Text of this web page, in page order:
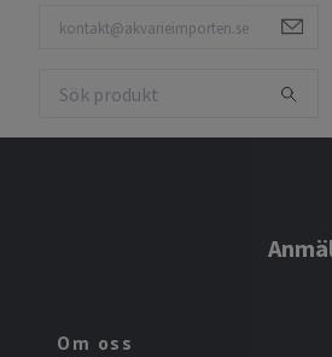
Om oss